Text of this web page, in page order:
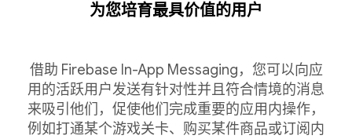
为您培育最具价值的用户
借助 Firebase In-App Messaging，您可以向应
用的活跃用户发送有针对性并且符合情境的消息
来吸引他们，促使他们完成重要的应用内操作，
例如打通某个游戏关卡、购买某件商品或订阅内